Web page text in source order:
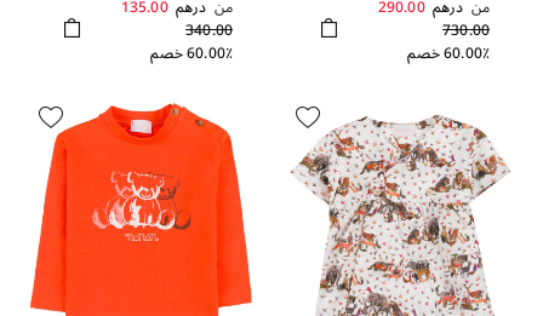
من درهم 290.00
730.00
60.00٪ خصم
من درهم 135.00
340.00
60.00٪ خصم